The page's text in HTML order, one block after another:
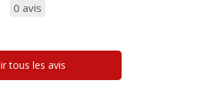
0 avis
tous les avis